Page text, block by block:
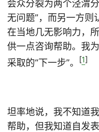
会众分裂为两个泾渭
无问题”，而另一方则
在当地几无影响力，
供一点咨询帮助。我
采取的“下一步”。
[1]
坦率地说，我不知道
帮助，但我知道自发